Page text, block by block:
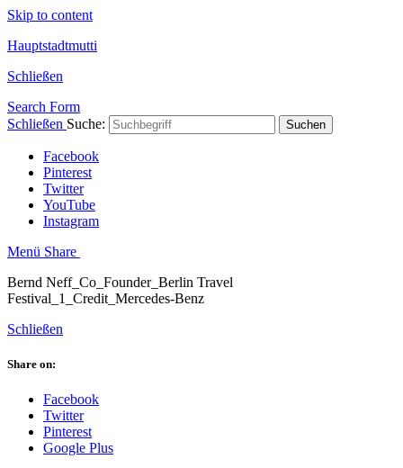
Skip to content
Hauptstadtmutti
Schließen
Search Form
Schließen Suche: Suchen
Facebook
Pinterest
Twitter
YouTube
Instagram
Menü Share
Bernd Neff_Co_Founder_Berlin Travel
Festival_1_Credit_Mercedes-Benz
Schließen
Share on:
Facebook
Twitter
Pinterest
Google Plus